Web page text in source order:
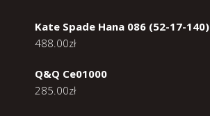
Kate Spade Hana 086 (52-17-140)
488.00zł
Q&Q Ce01000
285.00zł